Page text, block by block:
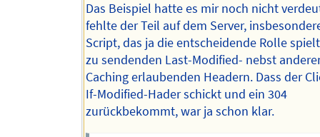
Das Beispiel hatte es mir noch nicht
fehlte der Teil auf dem Server,
Script, das ja die entscheidende Rolle
zu sendenden Last-Modified- nebst
Caching erlaubenden Headern. Dass der
If-Modified-Hader schickt und ein 304
zurückbekommt, war ja schon klar.